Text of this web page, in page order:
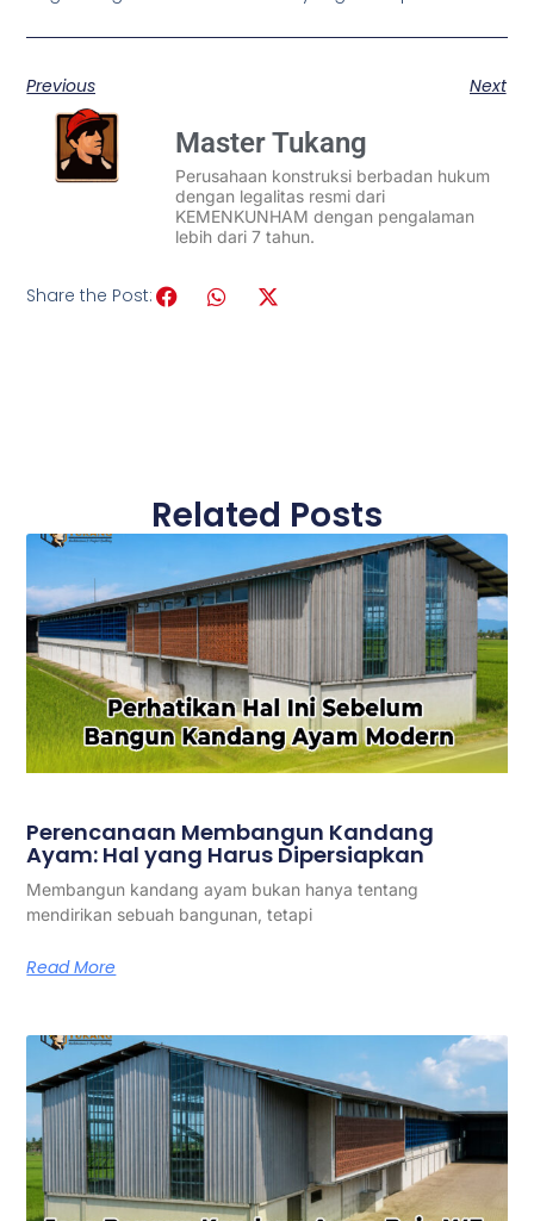
Previous Next
Master Tukang
Perusahaan konstruksi berbadan hukum
dengan legalitas resmi dari
KEMENKUNHAM dengan pengalaman
lebih dari 7 tahun.
Share the Post:
Related Posts
Perencanaan Membangun Kandang
Ayam: Hal yang Harus Dipersiapkan
Membangun kandang ayam bukan hanya tentang
mendirikan sebuah bangunan, tetapi
Read More